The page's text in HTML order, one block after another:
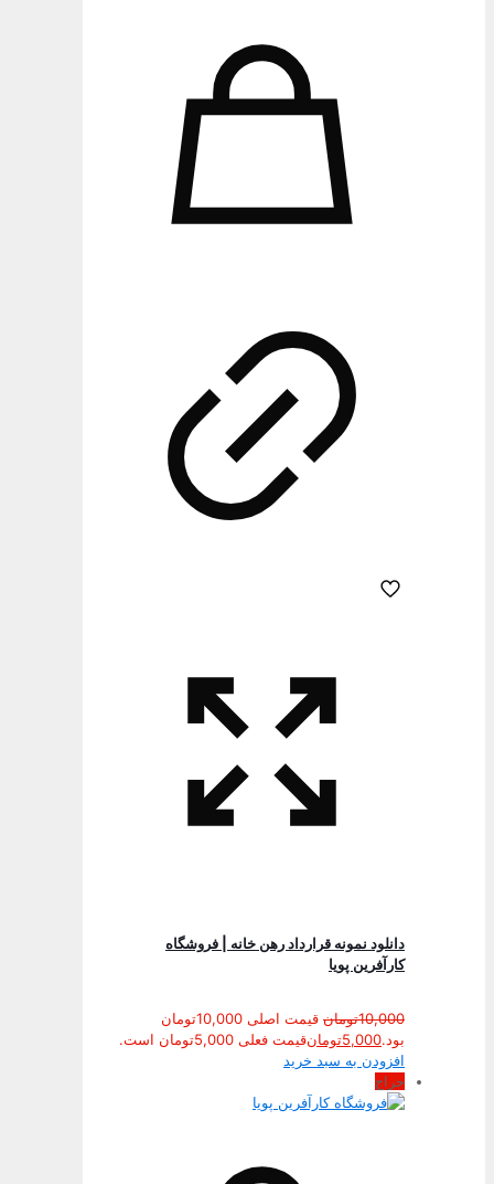
دانلود نمونه قرارداد رهن خانه | فروشگاه
کارآفرین پویا
10,000تومان
قیمت اصلی 10,000تومان
بود.5,000تومانقیمت فعلی 5,000تومان است.
افزودن به سبد خرید
حراج